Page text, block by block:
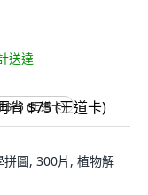
送達
$75 (王道卡)
圖, 300片, 植物解